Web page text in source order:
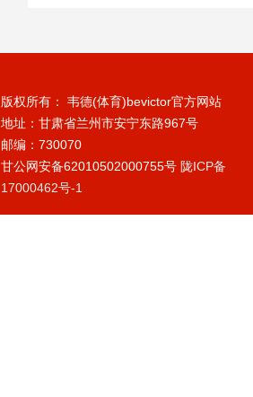
版权所有： 韦德(体育)bevictor官方网站
地址：甘肃省兰州市安宁东路967号
邮编：730070
甘公网安备62010502000755号 陇ICP备
17000462号-1